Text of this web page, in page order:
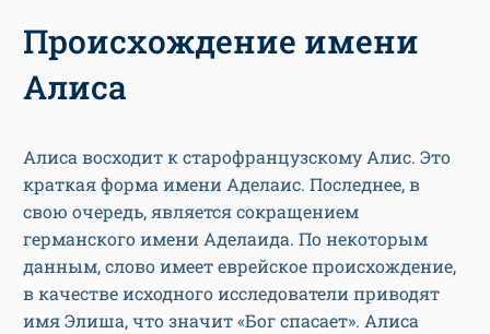
Происхождение имени
Алиса
Алиса восходит к старофранцузскому Алис. Это
краткая форма имени Аделаис. Последнее, в
свою очередь, является сокращением
германского имени Аделаида. По некоторым
данным, слово имеет еврейское происхождение,
в качестве исходного исследователи приводят
имя Элиша, что значит «Бог спасает». Алиса